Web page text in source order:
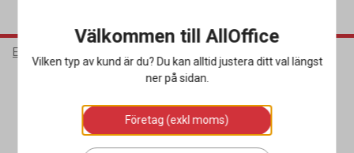
Elektronik
Välkommen till AllOffice
Vilken typ av kund är du? Du kan alltid justera ditt val längst
ner på sidan.
Företag (exkl moms)